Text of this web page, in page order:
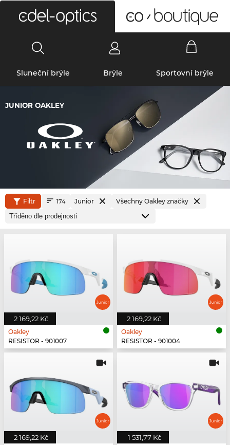
Sluneční brýle Brýle Sportovní brýle
JUNIOR OAKLEY
Filtr 174 Junior Všechny Oakley značky
2 169,22 Kč
Oakley
RESISTOR - 901007
2 169,22 Kč
Oakley
RESISTOR - 901004
2 169,22 Kč 1 531,77 Kč